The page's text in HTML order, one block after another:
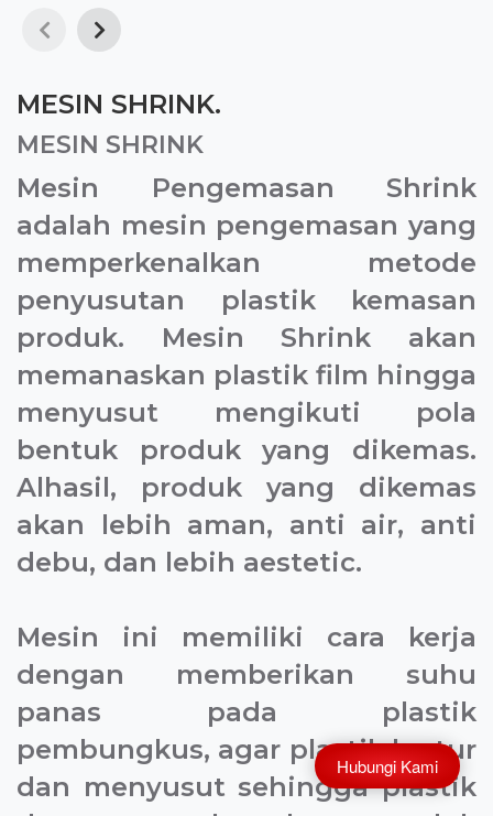
MESIN SHRINK.
MESIN SHRINK
Mesin Pengemasan Shrink
adalah mesin pengemasan yang
memperkenalkan metode
penyusutan plastik kemasan
produk. Mesin Shrink akan
memanaskan plastik film hingga
menyusut mengikuti pola
bentuk produk yang dikemas.
Alhasil, produk yang dikemas
akan lebih aman, anti air, anti
debu, dan lebih aestetic.
Mesin ini memiliki cara kerja
dengan memberikan suhu
panas pada plastik
pembungkus, agar plastik lentur
dan menyusut sehingga plastik
Hubungi Kami